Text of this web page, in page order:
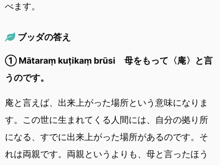
べます。
ブッダの答え
① Mātaraṃ kuṭikaṃ brūsi 母をもって〈庵〉と言
うのです。
庵と言えば、出来上がった場所という意味になりま
す。この世に生まれてくる人間には、自分の拠り所
になる、すでに出来上がった場所があるのです。そ
れは両親です。両親というよりも、母と言ったほう